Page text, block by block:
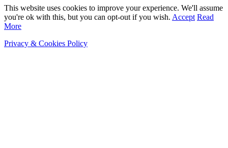
This website uses cookies to improve your experience. We'll assume
you're ok with this, but you can opt-out if you wish. Accept Read
More
Privacy & Cookies Policy